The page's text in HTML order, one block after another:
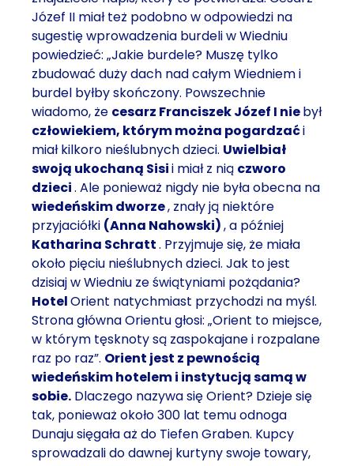
Józef II miał też podobno w odpowiedzi na
sugestię wprowadzenia burdeli w Wiedniu
powiedzieć: „Jakie burdele? Muszę tylko
zbudować duży dach nad całym Wiedniem i
burdel byłby skończony. Powszechnie
wiadomo, że cesarz Franciszek Józef I niebył
człowiekiem, którym można pogardzaći
miał kilkoro nieślubnych dzieci. Uwielbiał
swoją ukochaną Sisii miał z nią czworo
dzieci. Ale ponieważ nigdy nie była obecna na
wiedeńskim dworze, znały ją niektóre
przyjaciółki (Anna Nahowski), a później
Katharina Schratt. Przyjmuje się, że miała
około pięciu nieślubnych dzieci. Jak to jest
dzisiaj w Wiedniu ze świątyniami pożądania?
HotelOrient natychmiast przychodzi na myśl.
Strona główna Orientu głosi: „Orient to miejsce,
w którym tęsknoty są zaspokajane i rozpalane
raz po raz”. Orient jest z pewnością
wiedeńskim hotelem i instytucją samą w
sobie. Dlaczego nazywa się Orient? Dzieje się
tak, ponieważ około 300 lat temu odnoga
Dunaju sięgała aż do Tiefen Graben. Kupcy
sprowadzali do dawnej kurtyny swoje towary,